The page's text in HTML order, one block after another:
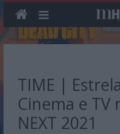
TIME |
Cinema e TV
NEXT 2021